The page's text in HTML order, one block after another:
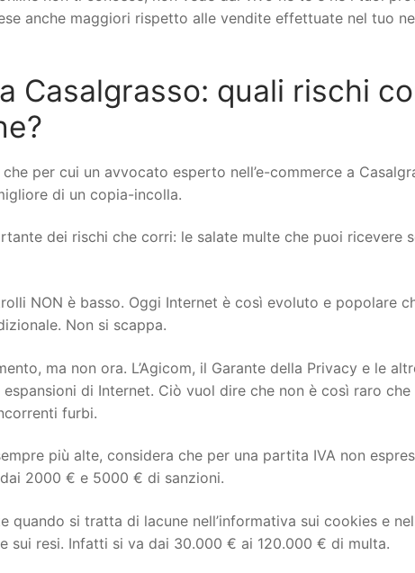
anche maggiori rispetto alle vendite effettuate nel tuo
Casalgrasso: quali rischi
per cui un avvocato esperto nell’e-commerce a
di un copia-incolla.
dei rischi che corri: le salate multe che puoi ricevere
NON è basso. Oggi Internet è così evoluto e popolare
Non si scappa.
ma non ora. L’Agicom, il Garante della Privacy e le
di Internet. Ciò vuol dire che non è così raro che
furbi.
più alte, considera che per una partita IVA non
2000 € e 5000 € di sanzioni.
quando si tratta di lacune nell’informativa sui cookies e
sui resi. Infatti si va dai 30.000 € ai 120.000 € di multa.